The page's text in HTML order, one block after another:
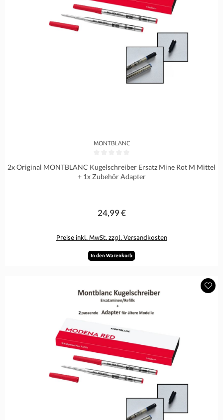
MONTBLANC
2x Original MONTBLANC Kugelschreiber Ersatz Mine Rot M Mittel
+ 1x Zubehör Adapter
Regulärer Preis:
24,99 €
Preise inkl. MwSt. zzgl. Versandkosten
In den Warenkorb